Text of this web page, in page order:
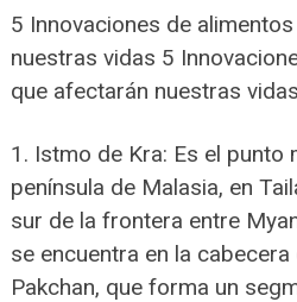
5 Innovaciones de
nuestras vidas 5
que afectarán nuestras vidas
1. Istmo de Kra: Es el punto
península de Malasia, en
sur de la frontera entre
se encuentra en la
Pakchan, que forma un